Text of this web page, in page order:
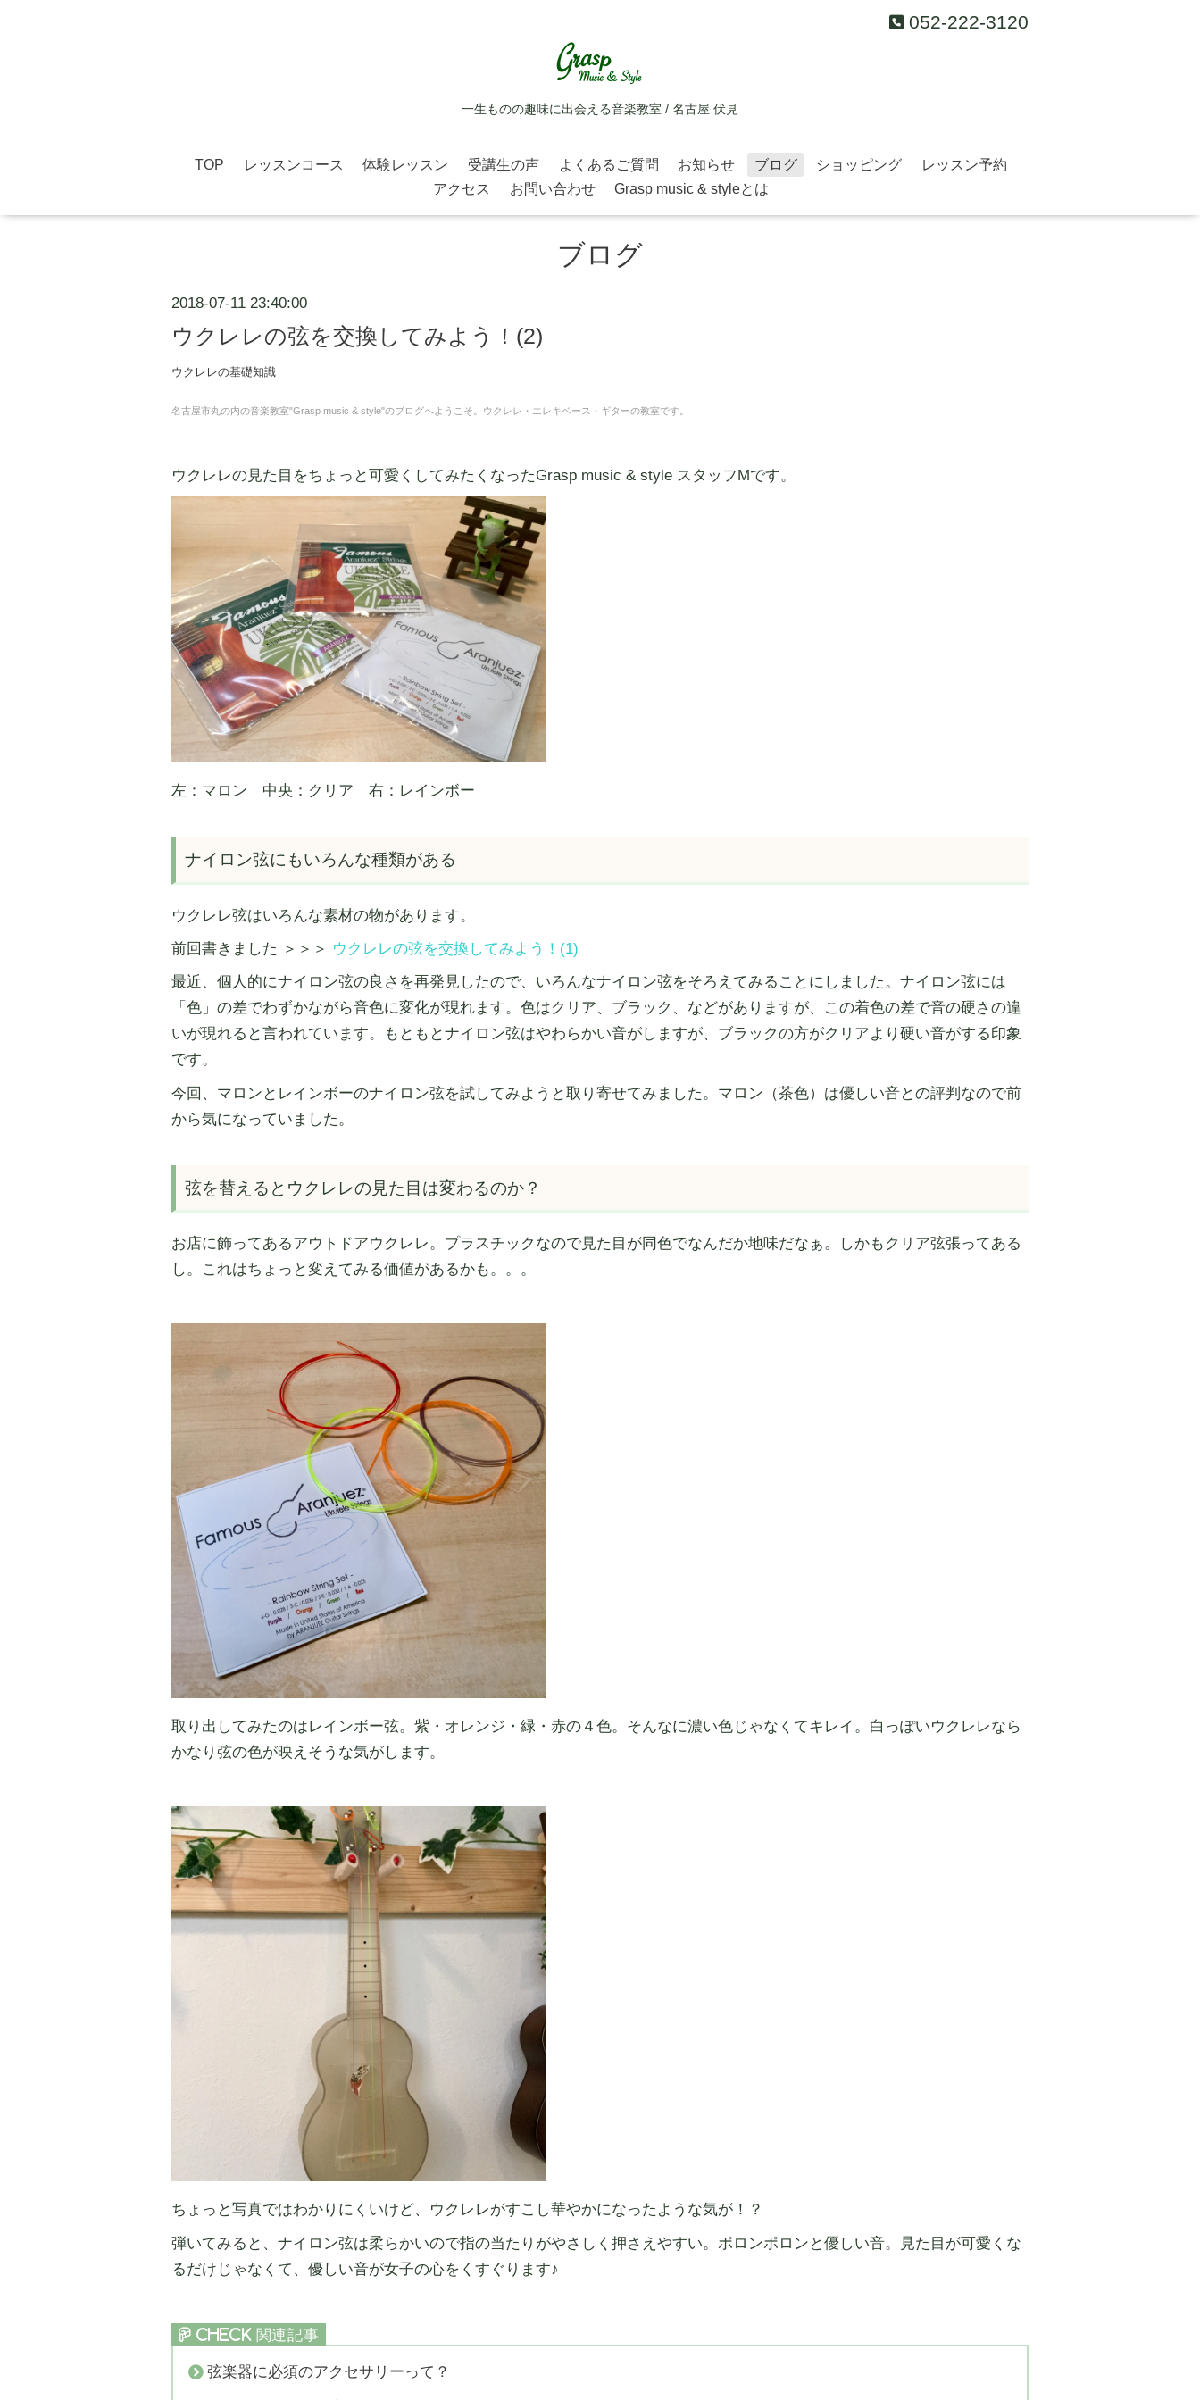
052-222-3120
一生ものの趣味に出会える音楽教室 / 名古屋 伏見
TOP レッスンコース 体験レッスン 受講生の声 よくあるご質問 お知らせ ブログ ショッピング
レッスン予約
アクセス
お問い合わせ Grasp music & styleとは
ブログ
2018-07-11 23:40:00
ウクレレの弦を交換してみよう！(2)
ウクレレの基礎知識
名古屋市丸の内の音楽教室"Grasp music & style"のブログへようこそ。ウクレレ・エレキベース・ギターの教室です。
ウクレレの見た目をちょっと可愛くしてみたくなったGrasp music & style スタッフMです。
左：マロン 中央：クリア 右：レインボー
ナイロン弦にもいろんな種類がある
ウクレレ弦はいろんな素材の物があります。
前回書きました ＞＞＞ ウクレレの弦を交換してみよう！(1)
最近、個人的にナイロン弦の良さを再発見したので、いろんなナイロン弦をそろえてみることにしました。ナイロン弦には
「色」の差でわずかながら音色に変化が現れます。色はクリア、ブラック、などがありますが、この着色の差で音の硬さの違
いが現れると言われています。もともとナイロン弦はやわらかい音がしますが、ブラックの方がクリアより硬い音がする印象
です。
今回、マロンとレインボーのナイロン弦を試してみようと取り寄せてみました。マロン（茶色）は優しい音との評判なので前
から気になっていました。
弦を替えるとウクレレの見た目は変わるのか？
お店に飾ってあるアウトドアウクレレ。プラスチックなので見た目が同色でなんだか地味だなぁ。しかもクリア弦張ってある
し。これはちょっと変えてみる価値があるかも。。。
取り出してみたのはレインボー弦。紫・オレンジ・緑・赤の４色。そんなに濃い色じゃなくてキレイ。白っぽいウクレレなら
かなり弦の色が映えそうな気がします。
ちょっと写真ではわかりにくいけど、ウクレレがすこし華やかになったような気が！？
弾いてみると、ナイロン弦は柔らかいので指の当たりがやさしく押さえやすい。ポロンポロンと優しい音。見た目が可愛くな
るだけじゃなくて、優しい音が女子の心をくすぐります♪
弦楽器に必須のアクセサリーって？